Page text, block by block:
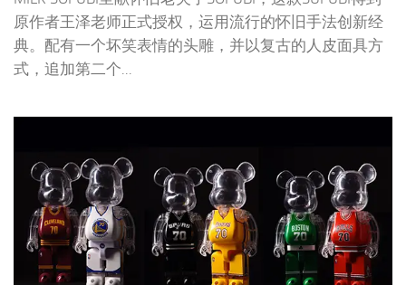
新作预告 2018/04/03
MILK CARGO × BE@RBRICK——NBA70
周年 400% BE@RBRICK公仔